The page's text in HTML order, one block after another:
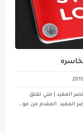
المفيد | متي تغلق
المفيد المقدم من مو...